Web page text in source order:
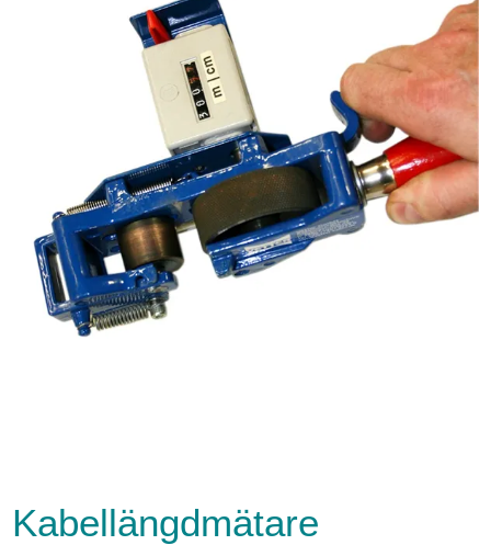
Kabellängdmätare